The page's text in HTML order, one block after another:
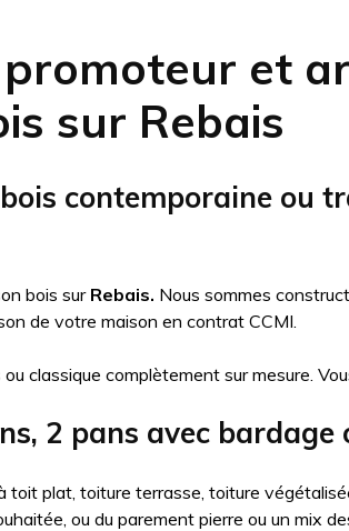
et
sur Rebais
contemporaine ou
bois sur Rebais. Nous sommes
de votre maison en contrat CCMI.
classique complètement sur mesure.
2 pans avec bardage
plat, toiture terrasse, toiture
ou du parement pierre ou un mix